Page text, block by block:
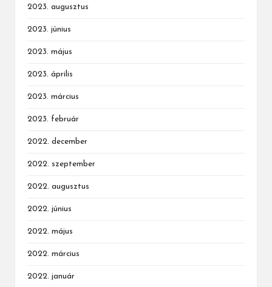
2023. augusztus
2023. június
2023. május
2023. április
2023. március
2023. február
2022. december
2022. szeptember
2022. augusztus
2022. június
2022. május
2022. március
2022. január